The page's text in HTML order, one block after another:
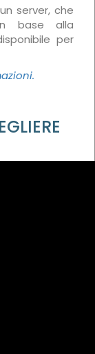
server, che
base alla
per